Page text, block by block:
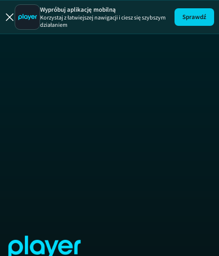
Uwaga!
Wypróbuj aplikację mobilną
Korzystaj z łatwiejszej nawigacji i ciesz się szybszym
działaniem
Sprawdź